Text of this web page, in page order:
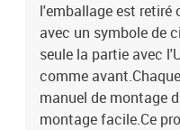
l'emballage est retiré
avec un symbole de
seule la partie avec
comme
manuel de montage
montage facile.Ce